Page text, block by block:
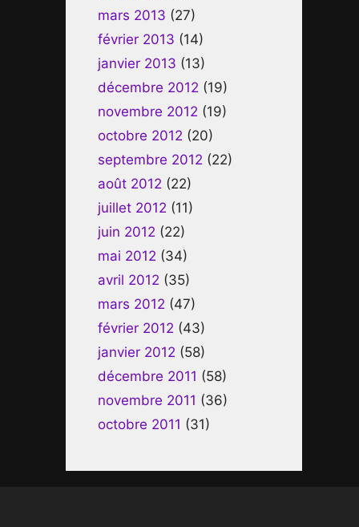
mars 2013 (27)
février 2013 (14)
janvier 2013 (13)
décembre 2012 (19)
novembre 2012 (19)
octobre 2012 (20)
septembre 2012 (22)
août 2012 (22)
juillet 2012 (11)
juin 2012 (22)
mai 2012 (34)
avril 2012 (35)
mars 2012 (47)
février 2012 (43)
janvier 2012 (58)
décembre 2011 (58)
novembre 2011 (36)
octobre 2011 (31)